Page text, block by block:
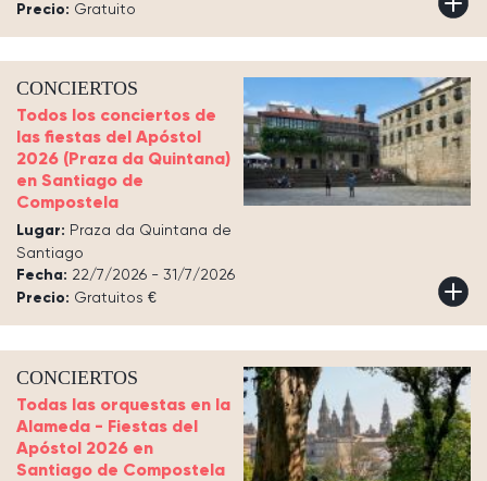
Precio: Gratuito
CONCIERTOS
Todos los conciertos de
las fiestas del Apóstol
2026 (Praza da Quintana)
en Santiago de
Compostela
Lugar: Praza da Quintana de
Santiago
Fecha: 22/7/2026 - 31/7/2026
Precio: Gratuitos €
CONCIERTOS
Todas las orquestas en la
Alameda - Fiestas del
Apóstol 2026 en
Santiago de Compostela